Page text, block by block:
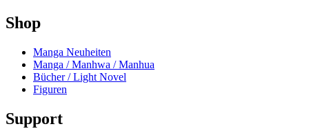
Shop
Manga Neuheiten
Manga / Manhwa / Manhua
Bücher / Light Novel
Figuren
Support